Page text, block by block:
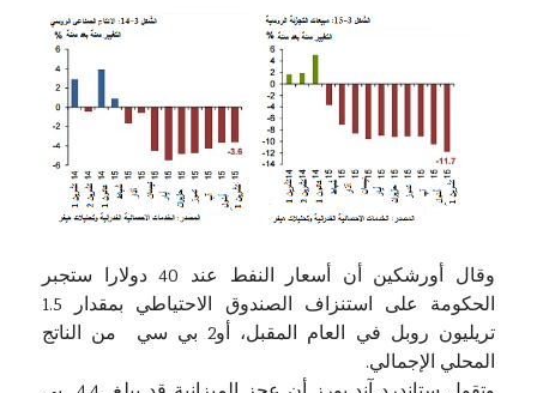
وقال أورشكين أن أسعار النفط عند 40 دولارا ستجبر
الحكومة على استنزاف الصندوق الاحتياطي بمقدار 1.5
تريليون روبل في العام المقبل، أو2 بي سي من الناتج
المحلي الإجمالي.